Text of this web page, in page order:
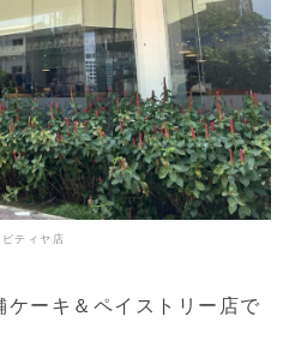
ティヤ店
ーキ＆ペイストリー店で